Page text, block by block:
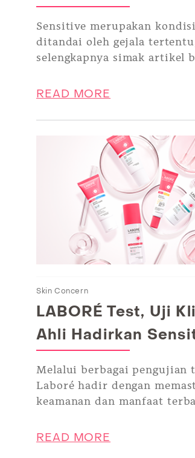
Sensitive merupakan
ditandai oleh gejala
selengkapnya simak artikel
READ MORE
Skin Concern
LABORÉ Test, Uji
Ahli Hadirkan
Melalui berbagai pengujian
Laboré hadir dengan
keamanan dan manfaat
READ MORE